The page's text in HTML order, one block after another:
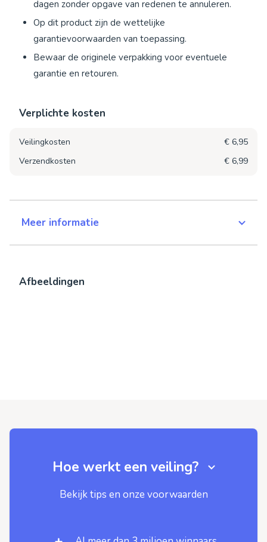
dagen zonder opgave van redenen te annuleren.
Op dit product zijn de wettelijke
garantievoorwaarden van toepassing.
Bewaar de originele verpakking voor eventuele
garantie en retouren.
Verplichte kosten
Veilingkosten
€ 6,95
Verzendkosten
€ 6,99
Meer informatie
Afbeeldingen
Hoe werkt een veiling?
Bekijk tips en onze voorwaarden